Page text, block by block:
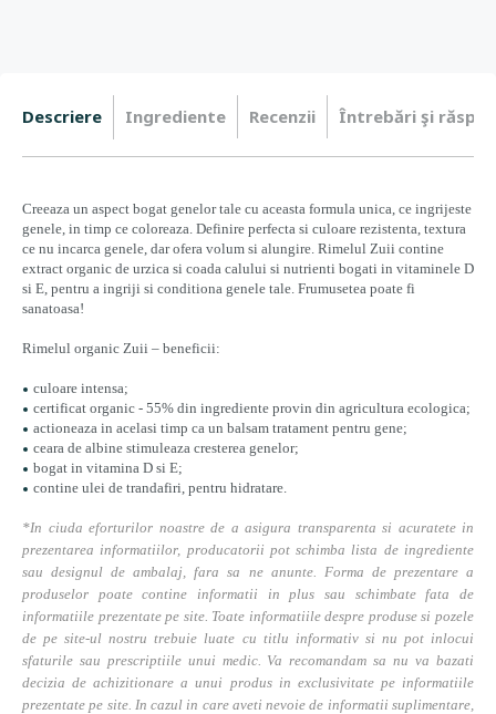
Descriere Ingrediente Recenzii Întrebări şi
Creeaza un aspect bogat genelor tale cu aceasta formula unica, ce ingrijeste
genele, in timp ce coloreaza. Definire perfecta si culoare rezistenta, textura
ce nu incarca genele, dar ofera volum si alungire. Rimelul Zuii contine
extract organic de urzica si coada calului si nutrienti bogati in vitaminele D
si E, pentru a ingriji si conditiona genele tale. Frumusetea poate fi
sanatoasa!
Rimelul organic Zuii – beneficii:
culoare intensa;
certificat organic - 55% din ingrediente provin din agricultura ecologica;
actioneaza in acelasi timp ca un balsam tratament pentru gene;
ceara de albine stimuleaza cresterea genelor;
bogat in vitamina D si E;
contine ulei de trandafiri, pentru hidratare.
*In ciuda eforturilor noastre de a asigura transparenta si acuratete in
prezentarea informatiilor, producatorii pot schimba lista de ingrediente
sau designul de ambalaj, fara sa ne anunte. Forma de prezentare a
produselor poate contine informatii in plus sau schimbate fata de
informatiile prezentate pe site. Toate informatiile despre produse si pozele
de pe site-ul nostru trebuie luate cu titlu informativ si nu pot inlocui
sfaturile sau prescriptiile unui medic. Va recomandam sa nu va bazati
decizia de achizitionare a unui produs in exclusivitate pe informatiile
prezentate pe site. In cazul in care aveti nevoie de informatii suplimentare,